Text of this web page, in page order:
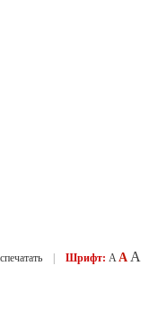
Шрифт: A A A